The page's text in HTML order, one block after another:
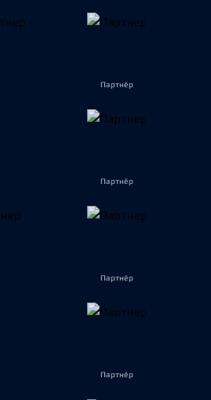
Партнёр
Партнёр
Партнёр
Партнёр